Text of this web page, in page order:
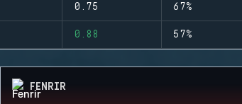
0.75 67%
0.88 57%
FENRIR